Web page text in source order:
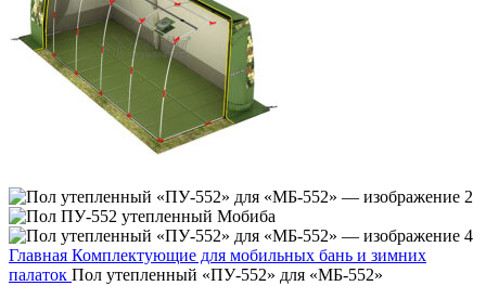
Главная Комплектующие для мобильных бань и зимних
палаток Пол утепленный «ПУ-552» для «МБ-552»